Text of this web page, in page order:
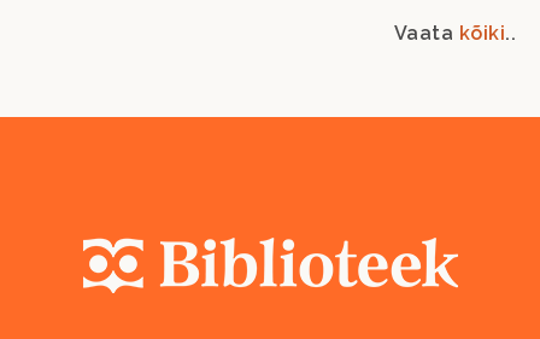
Vaata kõiki..